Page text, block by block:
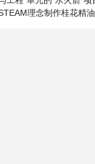
理念制作桂花精